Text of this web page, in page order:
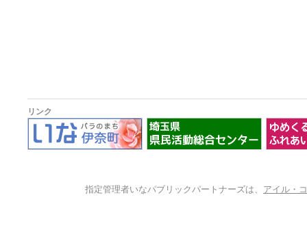
リンク
指定管理者いなパブリックパートナーズは、 アイル・